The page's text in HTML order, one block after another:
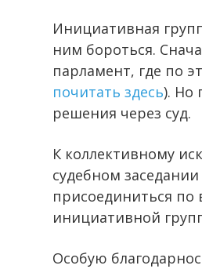
Инициативная
ним бороться.
парламент, где по
почитать здесь). Но
решения через суд.
К коллективному
судебном
присоединиться по
инициативной
Особую